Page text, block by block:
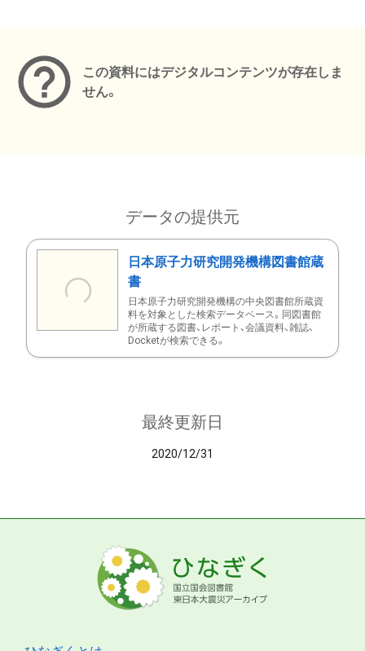
この資料にはデジタルコンテンツが存在しま
せん。
データの提供元
日本原子力研究開発機構図書館蔵
書
日本原子力研究開発機構の中央図書館所蔵資
料を対象とした検索データベース。同図書館
が所蔵する図書、レポート、会議資料、雑誌、
Docketが検索できる。
最終更新日
2020/12/31